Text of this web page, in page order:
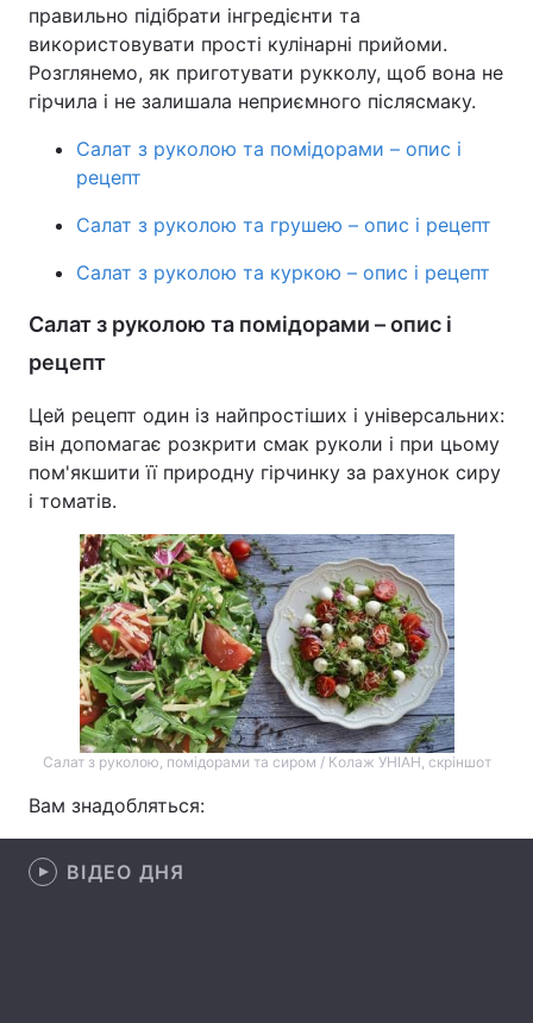
Спорт Наука
Техно і зв'язок Лайт
Зброя Інциденти
Здоров'я
Відео з Youtube Статті
Інтерв'ю Думки
Контакти
Послуги
Тема оформлення
правильно підібрати інгредієнти та
використовувати прості кулінарні прийоми.
Розглянемо, як приготувати рукколу, щоб вона не
гірчила і не залишала неприємного післясмаку.
Салат з руколою та помідорами – опис і
рецепт
Салат з руколою та грушею – опис і рецепт
Салат з руколою та куркою – опис і рецепт
Салат з руколою та помідорами – опис і
рецепт
Цей рецепт один із найпростіших і універсальних:
він допомагає розкрити смак руколи і при цьому
пом'якшити її природну гірчинку за рахунок сиру
і томатів.
Салат з руколою, помідорами та сиром / Колаж УНІАН, скріншот
Вам знадобляться:
ВІДЕО ДНЯ